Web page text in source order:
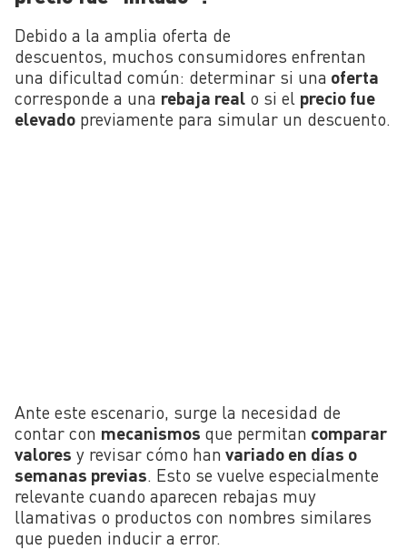
Debido a la amplia oferta de
descuentos, muchos consumidores enfrentan
una dificultad común: determinar si una oferta
corresponde a una rebaja real o si el precio fue
elevado previamente para simular un descuento.
Ante este escenario, surge la necesidad de
contar con mecanismos que permitan comparar
valores y revisar cómo han variado en días o
semanas previas. Esto se vuelve especialmente
relevante cuando aparecen rebajas muy
llamativas o productos con nombres similares
que pueden inducir a error.